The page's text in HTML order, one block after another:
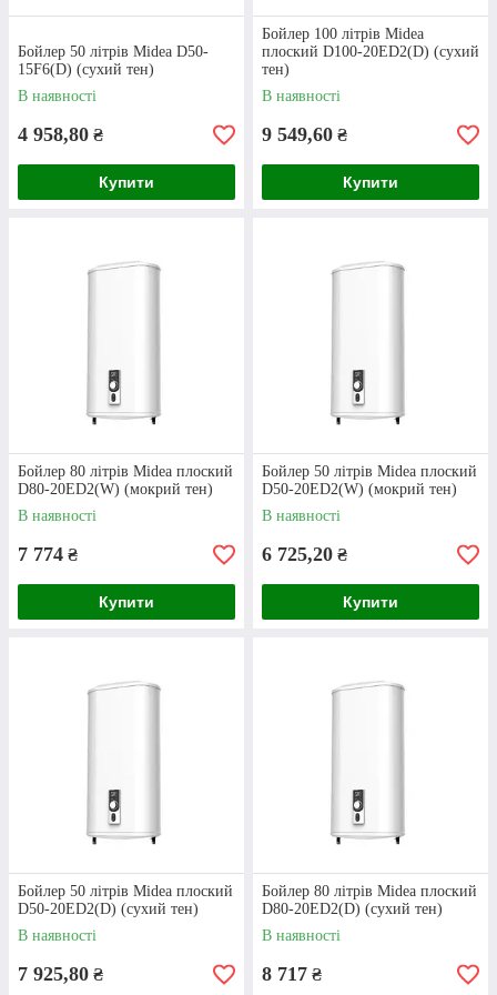
Усі водонагрівачі, котли, радіатори та інші
товари ми закуповуємо безпосередньо у
цьому ми продаємо їх відчутно дешевше, ніж
Водонагрівачі Midea: хіти продажу
Потужність — 1500 Вт. Гарантія — 72 місяці.
Бойлер Midea з мокрим ТЕНом (30
Бойлер 50 літрів Midea D50-
15F6(D) (сухий тен)
В наявності
4 958,80 ₴
Купити
Бойлер 100 літрів Midea
плоский D100-20ED2(D) (сухий
тен)
В наявності
9 549,60 ₴
Купити
Бойлер 80 літрів Midea плоский
D80-20ED2(W) (мокрий тен)
В наявності
7 774 ₴
Купити
Бойлер 50 літрів Midea плоский
D50-20ED2(W) (мокрий тен)
В наявності
6 725,20 ₴
Купити
Бойлер 50 літрів Midea плоский
D50-20ED2(D) (сухий тен)
В наявності
7 925,80 ₴
Бойлер 80 літрів Midea плоский
D80-20ED2(D) (сухий тен)
В наявності
8 717 ₴